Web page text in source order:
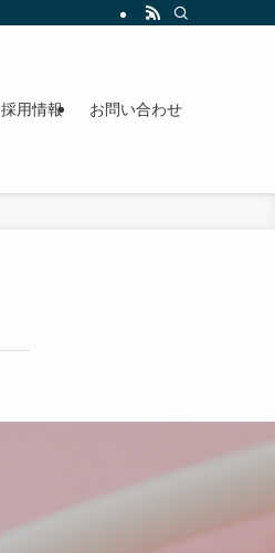
採用情報 お問い合わせ